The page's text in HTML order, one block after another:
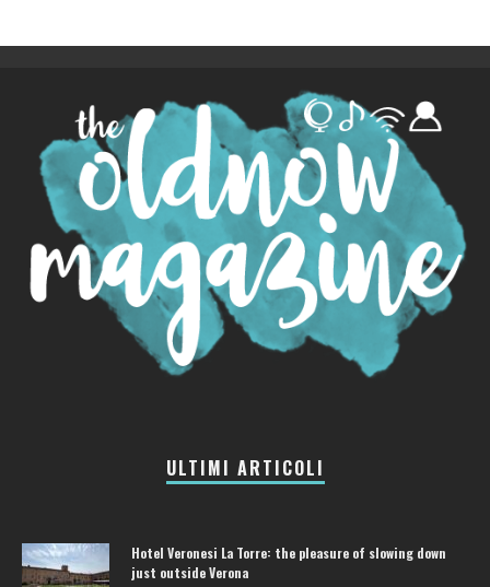
ULTIMI ARTICOLI
Hotel Veronesi La Torre: the pleasure of slowing down
just outside Verona